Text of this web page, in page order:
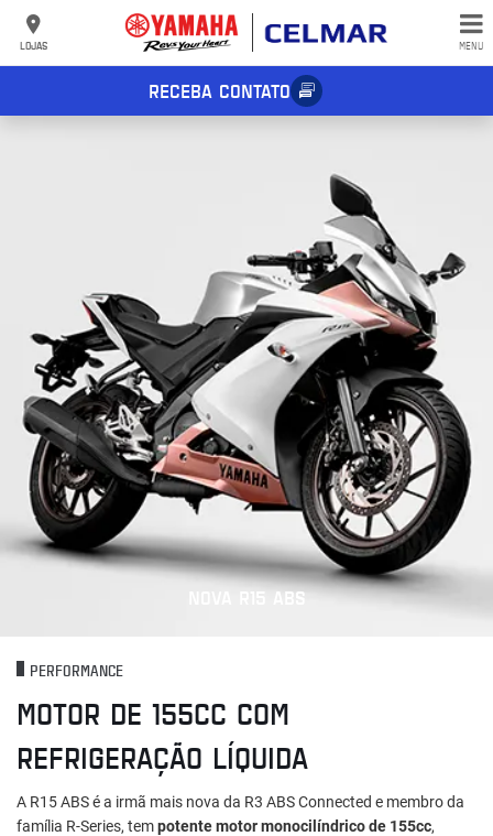
LOJAS MENU
RECEBA CONTATO
NOVA R15 ABS
PERFORMANCE
MOTOR DE 155CC COM
REFRIGERAÇÃO LÍQUIDA
A R15 ABS é a irmã mais nova da R3 ABS Connected e membro da
família R-Series, tempotente motor monocilíndrico de 155cc,